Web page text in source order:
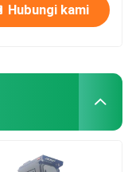
Hubungi kami